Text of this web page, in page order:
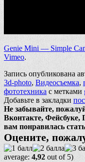
Genie Mini — Simple
Vimeo.
Запись опубликована
3d-photo, Видеосъемка,
фототехника с метками
Добавьте в закладки
Не забывайте,
Вконтакте, Фейсбуке,
вам понравилась
Оцените,
average: 4,92 out of 5)